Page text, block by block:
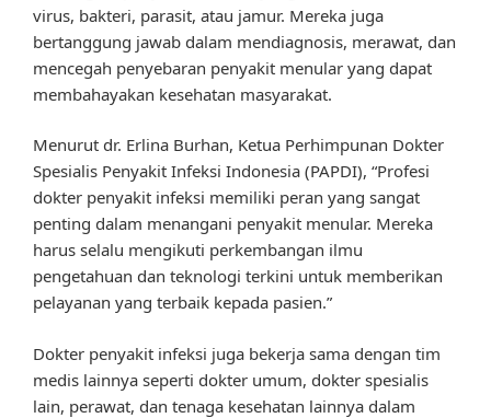
virus, bakteri, parasit, atau jamur. Mereka juga
bertanggung jawab dalam mendiagnosis, merawat, dan
mencegah penyebaran penyakit menular yang dapat
membahayakan kesehatan masyarakat.
Menurut dr. Erlina Burhan, Ketua Perhimpunan Dokter
Spesialis Penyakit Infeksi Indonesia (PAPDI), “Profesi
dokter penyakit infeksi memiliki peran yang sangat
penting dalam menangani penyakit menular. Mereka
harus selalu mengikuti perkembangan ilmu
pengetahuan dan teknologi terkini untuk memberikan
pelayanan yang terbaik kepada pasien.”
Dokter penyakit infeksi juga bekerja sama dengan tim
medis lainnya seperti dokter umum, dokter spesialis
lain, perawat, dan tenaga kesehatan lainnya dalam